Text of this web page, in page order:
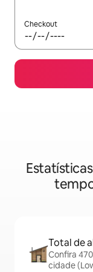
Checkout
Total de
Confira
cidade